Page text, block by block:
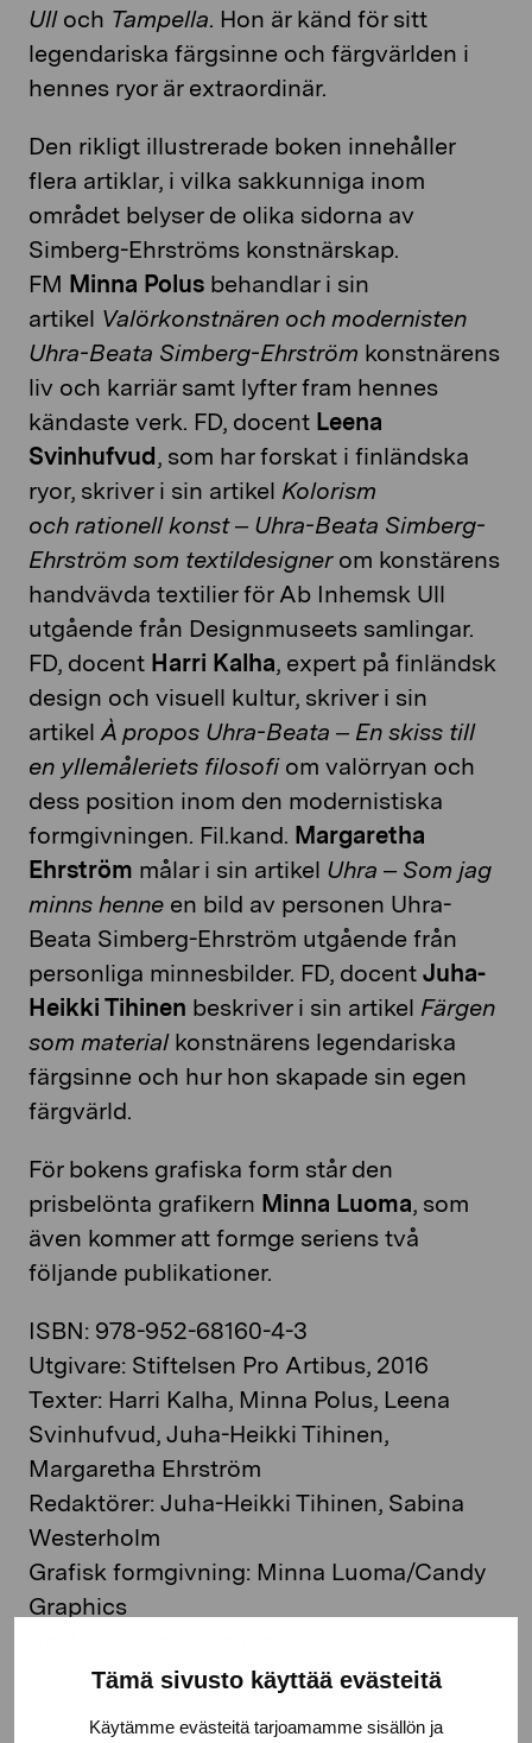
Tämä sivusto käyttää evästeitä
Käytämme evästeitä tarjoamamme sisällön ja
Ulloch Tampella. Hon är känd för sitt
legendariska färgsinne och färgvärlden i
hennes ryor är extraordinär.
Den rikligt illustrerade boken innehåller
flera artiklar, i vilka sakkunniga inom
området belyser de olika sidorna av
Simberg-Ehrströms konstnärskap.
FM Minna Polus behandlar i sin
artikel Valörkonstnären och modernisten
Uhra-Beata Simberg-Ehrström konstnärens
liv och karriär samt lyfter fram hennes
kändaste verk. FD, docent Leena
Svinhufvud, som har forskat i finländska
ryor, skriver i sin artikel Kolorism
och rationell konst – Uhra-Beata Simberg-
Ehrström som textildesignerom konstärens
handvävda textilier för Ab Inhemsk Ull
utgående från Designmuseets samlingar.
FD, docent Harri Kalha, expert på finländsk
design och visuell kultur, skriver i sin
artikelÀ propos Uhra-Beata – En skiss till
en yllemåleriets filosofiom valörryan och
dess position inom den modernistiska
formgivningen. Fil.kand. Margaretha
Ehrström målar i sin artikel Uhra – Som jag
minns henne en bild av personen Uhra-
Beata Simberg-Ehrström utgående från
personliga minnesbilder. FD, docent Juha-
Heikki Tihinen beskriver i sin artikel Färgen
som materialkonstnärens legendariska
färgsinne och hur hon skapade sin egen
färgvärld.
För bokens grafiska form står den
prisbelönta grafikern Minna Luoma, som
även kommer att formge seriens två
följande publikationer.
ISBN: 978-952-68160-4-3
Utgivare: Stiftelsen Pro Artibus, 2016
Texter: Harri Kalha, Minna Polus, Leena
Svinhufvud, Juha-Heikki Tihinen,
Margaretha Ehrström
Redaktörer: Juha-Heikki Tihinen, Sabina
Westerholm
Grafisk formgivning: Minna Luoma/Candy
Graphics